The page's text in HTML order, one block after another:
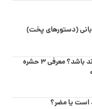
(دستورهای پخت)
آیا حشره غذای گربه می‌تواند باشد؟ معرفی ۳ حشره
است یا مضر؟